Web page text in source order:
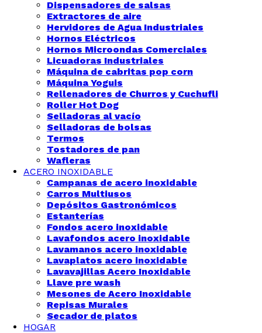
Dispensadores de salsas
Extractores de aire
Hervidores de Agua Industriales
Hornos Eléctricos
Hornos Microondas Comerciales
Licuadoras Industriales
Máquina de cabritas pop corn
Máquina Yoguis
Rellenadores de Churros y Cuchufli
Roller Hot Dog
Selladoras al vacío
Selladoras de bolsas
Termos
Tostadores de pan
Wafleras
ACERO INOXIDABLE
Campanas de acero inoxidable
Carros Multiusos
Depósitos Gastronómicos
Estanterías
Fondos acero inoxidable
Lavafondos acero inoxidable
Lavamanos acero inoxidable
Lavaplatos acero inoxidable
Lavavajillas Acero Inoxidable
Llave pre wash
Mesones de Acero Inoxidable
Repisas Murales
Secador de platos
HOGAR